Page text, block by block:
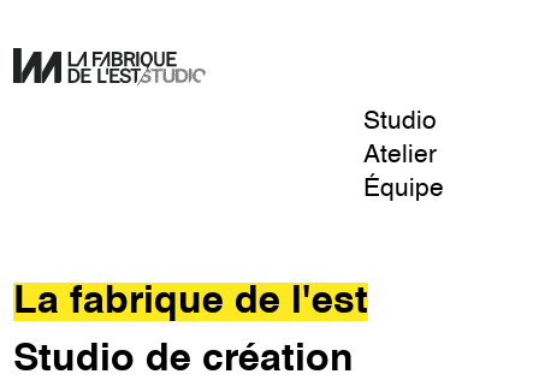
Studio
Atelier
Équipe
de
l'Est
La fabrique de l'est
Studio de création